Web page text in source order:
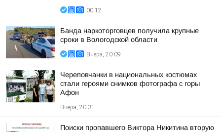
00:12
Банда наркоторговцев получила крупные
сроки в Вологодской области
Вчера, 20:09
Череповчанки в национальных костюмах
стали героями снимков фотографа с горы
Афон
Вчера, 20:31
Поиски пропавшего Виктора Никитина вторую